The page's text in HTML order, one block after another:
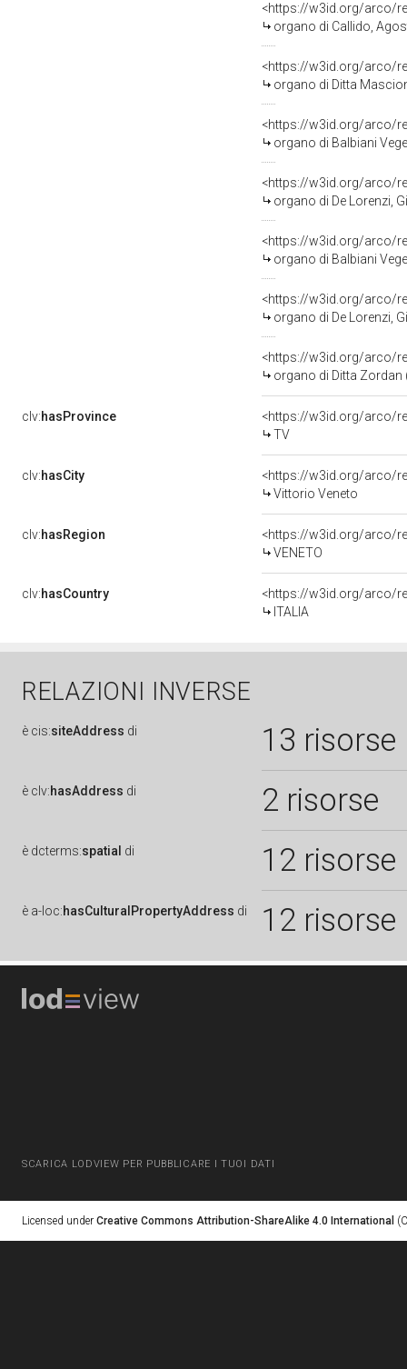
<https://w3id.org/arco/
organo di Callido,
<https://w3id.org/arco/
organo di Ditta
<https://w3id.org/arco/
organo di Balbiani
<https://w3id.org/arco/
organo di De Lorenzi,
<https://w3id.org/arco/
organo di Balbiani
<https://w3id.org/arco/
organo di De Lorenzi,
<https://w3id.org/arco/
organo di Ditta Zordan
clv:hasProvince
<https://w3id.org/arco/
TV
clv:hasCity
<https://w3id.org/arco/
Vittorio Veneto
clv:hasRegion
<https://w3id.org/arco/
VENETO
clv:hasCountry
<https://w3id.org/arco/
ITALIA
RELAZIONI INVERSE
è cis:siteAddress di 13 risorse
è clv:hasAddress di 2 risorse
è dcterms:spatial di 12 risorse
è a-loc:hasCulturalPropertyAddress di 12 risorse
SCARICA LODVIEW PER PUBBLICARE I TUOI DATI
Licensed under Creative Commons Attribution-ShareAlike 4.0 International